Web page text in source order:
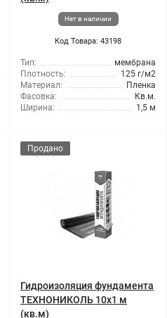
Нет в наличии
Код Товара: 43198
Тип:
мембрана
Плотность:
125 г/м2
Материал:
Пленка
Фасовка:
Кв.м.
Ширина:
1,5 м
Продано
Гидроизоляция фундамента
ТЕХНОНИКОЛЬ 10x1 м
(кв.м)